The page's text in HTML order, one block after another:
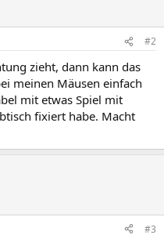
#2
zieht, dann kann das
meinen Mäusen einfach
mit etwas Spiel mit
fixiert habe. Macht
#3